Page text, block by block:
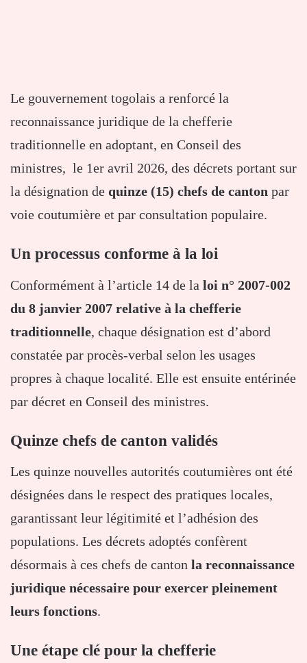
Le gouvernement togolais a renforcé la
reconnaissance juridique de la chefferie
traditionnelle en adoptant, en Conseil des
ministres, le 1er avril 2026, des décrets portant sur
la désignation de quinze (15) chefs de canton par
voie coutumière et par consultation populaire.
Un processus conforme à la loi
Conformément à l’article 14 de la loi n° 2007-002
du 8 janvier 2007 relative à la chefferie
traditionnelle, chaque désignation est d’abord
constatée par procès-verbal selon les usages
propres à chaque localité. Elle est ensuite entérinée
par décret en Conseil des ministres.
Quinze chefs de canton validés
Les quinze nouvelles autorités coutumières ont été
désignées dans le respect des pratiques locales,
garantissant leur légitimité et l’adhésion des
populations. Les décrets adoptés confèrent
désormais à ces chefs de canton la reconnaissance
juridique nécessaire pour exercer pleinement
leurs fonctions.
Une étape clé pour la chefferie